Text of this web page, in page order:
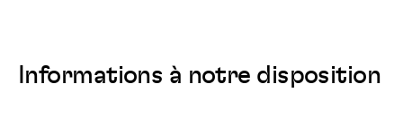
Informations à notre disposition